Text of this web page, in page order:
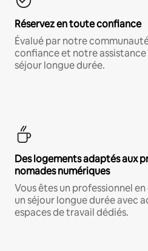
Réservez en toute confiance
Évalué par notre
confiance et notre
séjour longue durée.
Des logements adaptés aux
nomades numériques
Vous êtes un professionnel
un séjour longue durée avec
espaces de travail dédiés.